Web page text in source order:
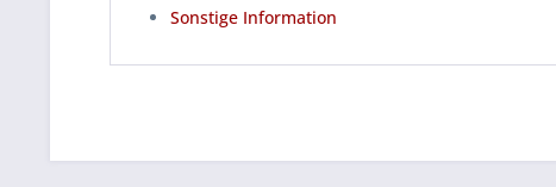
Sonstige Information